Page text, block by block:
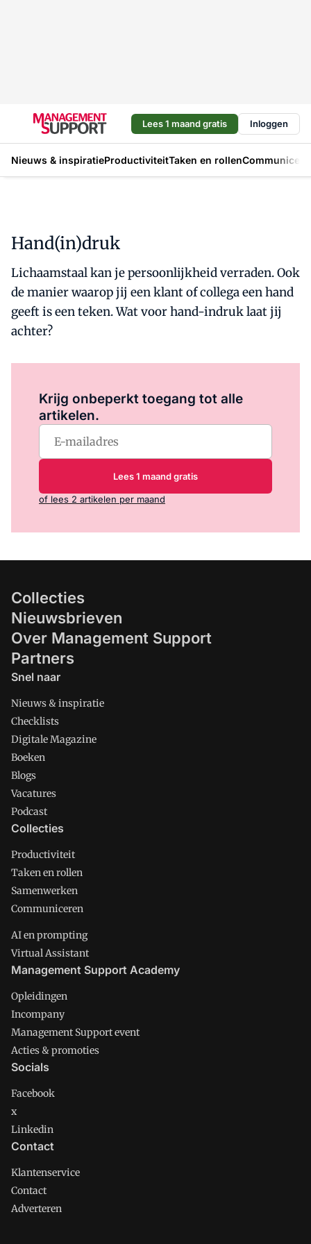
Lees 1 maand gratis Inloggen
Nieuws & inspiratieProductiviteitTaken en rollen
Hand(in)druk
Lichaamstaal kan je persoonlijkheid verraden. Ook
de manier waarop jij een klant of collega een hand
geeft is een teken. Wat voor hand-indruk laat jij
achter?
Krijg onbeperkt toegang tot alle
artikelen.
Lees 1 maand gratis
of lees 2 artikelen per maand
Collecties
Nieuwsbrieven
Over Management Support
Partners
Snel naar
Nieuws & inspiratie
Checklists
Digitale Magazine
Boeken
Blogs
Vacatures
Podcast
Collecties
Productiviteit
Taken en rollen
Samenwerken
Communiceren
AI en prompting
Virtual Assistant
Management Support Academy
Opleidingen
Incompany
Management Support event
Acties & promoties
Socials
Facebook
x
Linkedin
Contact
Klantenservice
Contact
Adverteren